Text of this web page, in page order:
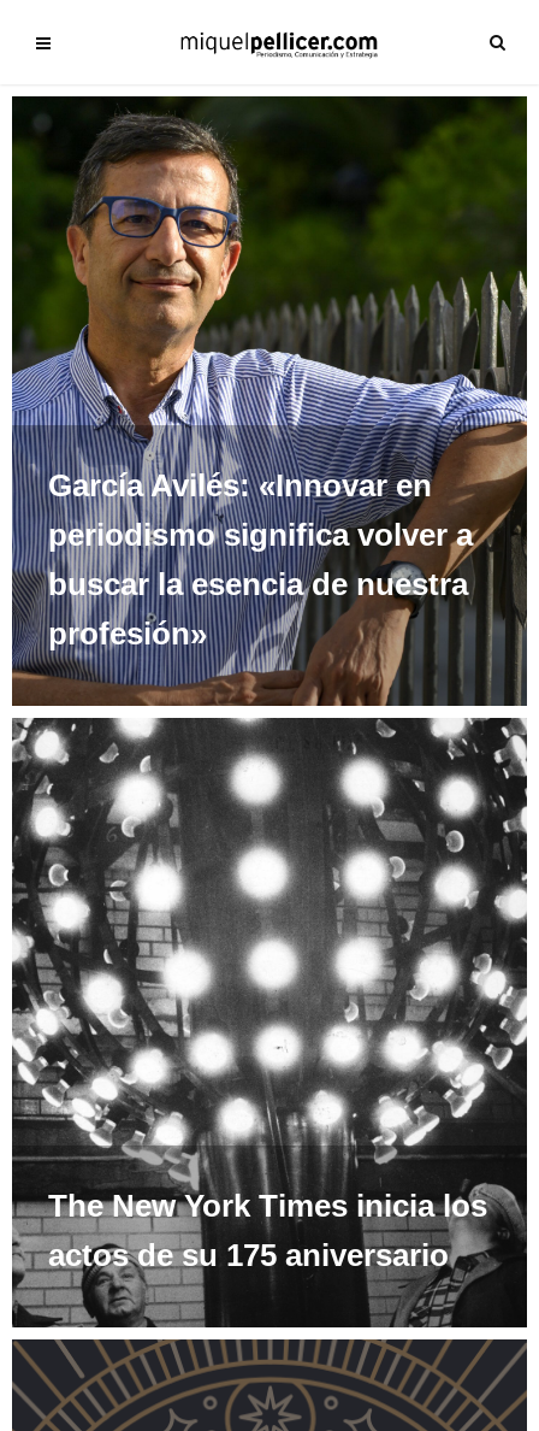
García Avilés: «Innovar en
periodismo significa volver a
buscar la esencia de nuestra
profesión»
The New York Times inicia los
actos de su 175 aniversario